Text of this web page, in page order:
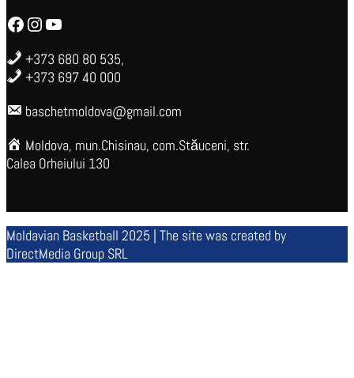
Facebook Instagram YouTube
+373 680 80 535,
+373 697 40 000
baschetmoldova@gmail.com
Moldova, mun.Chisinau, com.Stăuceni, str.
Calea Orheiului 130
Moldavian Basketball 2025 | The site was created by
DirectMedia Group SRL